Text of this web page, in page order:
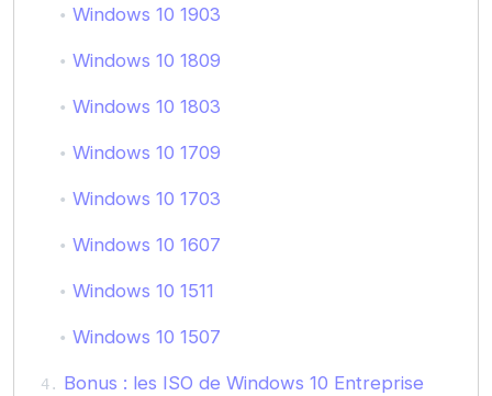
Windows 10 1903
Windows 10 1809
Windows 10 1803
Windows 10 1709
Windows 10 1703
Windows 10 1607
Windows 10 1511
Windows 10 1507
Bonus : les ISO de Windows 10 Entreprise